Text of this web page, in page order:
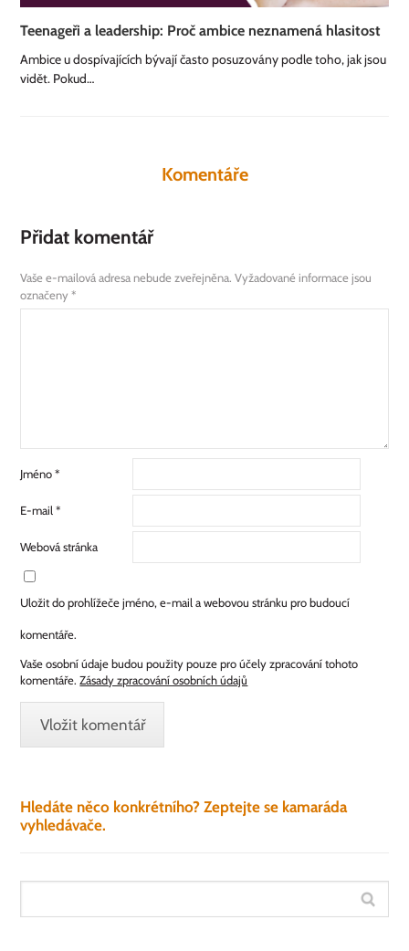
Teenageři a leadership: Proč ambice neznamená hlasitost
Ambice u dospívajících bývají často posuzovány podle toho, jak jsou
vidět. Pokud…
Komentáře
Přidat komentář
Vaše e-mailová adresa nebude zveřejněna. Vyžadované informace jsou
označeny*
Jméno*
E-mail*
Webová stránka
Uložit do prohlížeče jméno, e-mail a webovou stránku pro budoucí
komentáře.
Vaše osobní údaje budou použity pouze pro účely zpracování tohoto
komentáře. Zásady zpracování osobních údajů
Hledáte něco konkrétního? Zeptejte se kamaráda
vyhledávače.